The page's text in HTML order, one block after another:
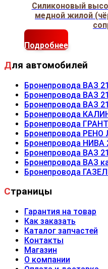
Силиконовый
медной жилой
Подробнее
Для автомобилей
Бронепровода ВАЗ
Бронепровода ВАЗ
Бронепровода ВАЗ
Бронепровода
Бронепровода
Бронепровода РЕНО
Бронепровода НИВА
Бронепровода ВАЗ
Бронепровода ВАЗ
Бронепровода
Страницы
Гарантия на товар
Как заказать
Каталог запчастей
Контакты
Магазин
О компании